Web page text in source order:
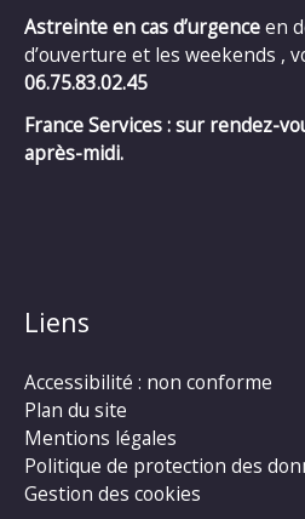
Astreinte en cas d’urgenceen
d’ouverture et les weekends ,
06.75.83.02.45
France Services : sur rendez-
après-midi.
Liens
Accessibilité : non conforme
Plan du site
Mentions légales
Politique de protection des
Gestion des cookies